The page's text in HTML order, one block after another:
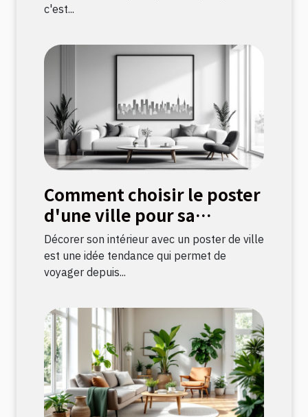
c'est...
Comment choisir le poster
d'une ville pour sa
décoration intérieure ?
Décorer son intérieur avec un poster de ville
est une idée tendance qui permet de
voyager depuis...